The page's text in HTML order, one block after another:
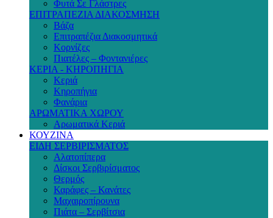
Φυτά Σε Γλάστρες
ΕΠΙΤΡΑΠΕΖΙΑ ΔΙΑΚΟΣΜΗΣΗ
Βάζα
Επιτραπέζια Διακοσμητικά
Κορνίζες
Πιατέλες – Φοντανιέρες
ΚΕΡΙΑ - ΚΗΡΟΠΗΓΙΑ
Κεριά
Κηροπήγια
Φανάρια
ΑΡΩΜΑΤΙΚΑ ΧΩΡΟΥ
Αρωματικά Κεριά
ΚΟΥΖΙΝΑ
ΕΙΔΗ ΣΕΡΒΙΡΙΣΜΑΤΟΣ
Αλατοπίπερα
Δίσκοι Σερβιρίσματος
Θερμός
Καράφες – Κανάτες
Μαχαιροπίρουνα
Πιάτα – Σερβίτσια